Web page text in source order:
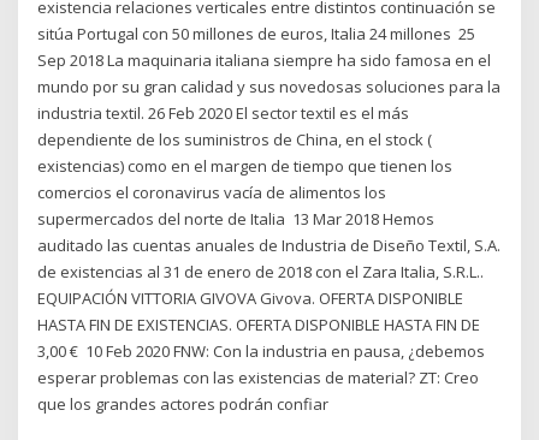
existencia relaciones verticales entre distintos continuación se
sitúa Portugal con 50 millones de euros, Italia 24 millones 25
Sep 2018 La maquinaria italiana siempre ha sido famosa en el
mundo por su gran calidad y sus novedosas soluciones para la
industria textil. 26 Feb 2020 El sector textil es el más
dependiente de los suministros de China, en el stock (
existencias) como en el margen de tiempo que tienen los
comercios el coronavirus vacía de alimentos los
supermercados del norte de Italia 13 Mar 2018 Hemos
auditado las cuentas anuales de Industria de Diseño Textil, S.A.
de existencias al 31 de enero de 2018 con el Zara Italia, S.R.L..
EQUIPACIÓN VITTORIA GIVOVA Givova. OFERTA DISPONIBLE
HASTA FIN DE EXISTENCIAS. OFERTA DISPONIBLE HASTA FIN DE
3,00 € 10 Feb 2020 FNW: Con la industria en pausa, ¿debemos
esperar problemas con las existencias de material? ZT: Creo
que los grandes actores podrán confiar